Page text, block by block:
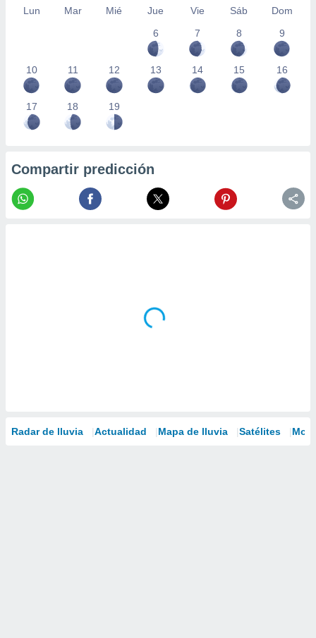
Lun Mar Mié Jue Vie Sáb
Dom
6
7 8 9
10 11 12 13 14 15 16
17 18 19
Compartir predicción
Radar de lluvia Actualidad Mapa de lluvia Satélites